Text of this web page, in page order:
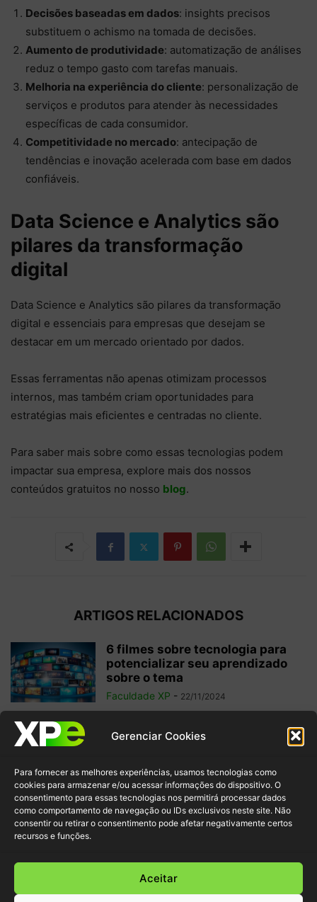
Gerenciar Cookies
Para fornecer as melhores experiências, usamos tecnologias como
cookies para armazenar e/ou acessar informações do dispositivo. O
consentimento para essas tecnologias nos permitirá processar dados
como comportamento de navegação ou IDs exclusivos neste site. Não
consentir ou retirar o consentimento pode afetar negativamente certos
recursos e funções.
Aceitar
Decisões baseadas em dados: insights precisos
substituem o achismo na tomada de decisões.
Aumento de produtividade: automatização de análises
reduz o tempo gasto com tarefas manuais.
Melhoria na experiência do cliente: personalização de
serviços e produtos para atender às necessidades
específicas de cada consumidor.
Competitividade no mercado: antecipação de
tendências e inovação acelerada com base em dados
confiáveis.
Data Science e Analytics são
pilares da transformação
digital
Data Science e Analytics são pilares da transformação
digital e essenciais para empresas que desejam se
destacar em um mercado orientado por dados.
Essas ferramentas não apenas otimizam processos
internos, mas também criam oportunidades para
estratégias mais eficientes e centradas no cliente.
Para saber mais sobre como essas tecnologias podem
impactar sua empresa, explore mais dos nossos
conteúdos gratuitos no nosso blog.
ARTIGOS RELACIONADOS
6 filmes sobre tecnologia para
potencializar seu aprendizado
sobre o tema
Faculdade XP - 22/11/2024
Data Fabric: o que é e por que faz
O que é Edge Computing?
Confira a diferença com Cloud
28/10/2024